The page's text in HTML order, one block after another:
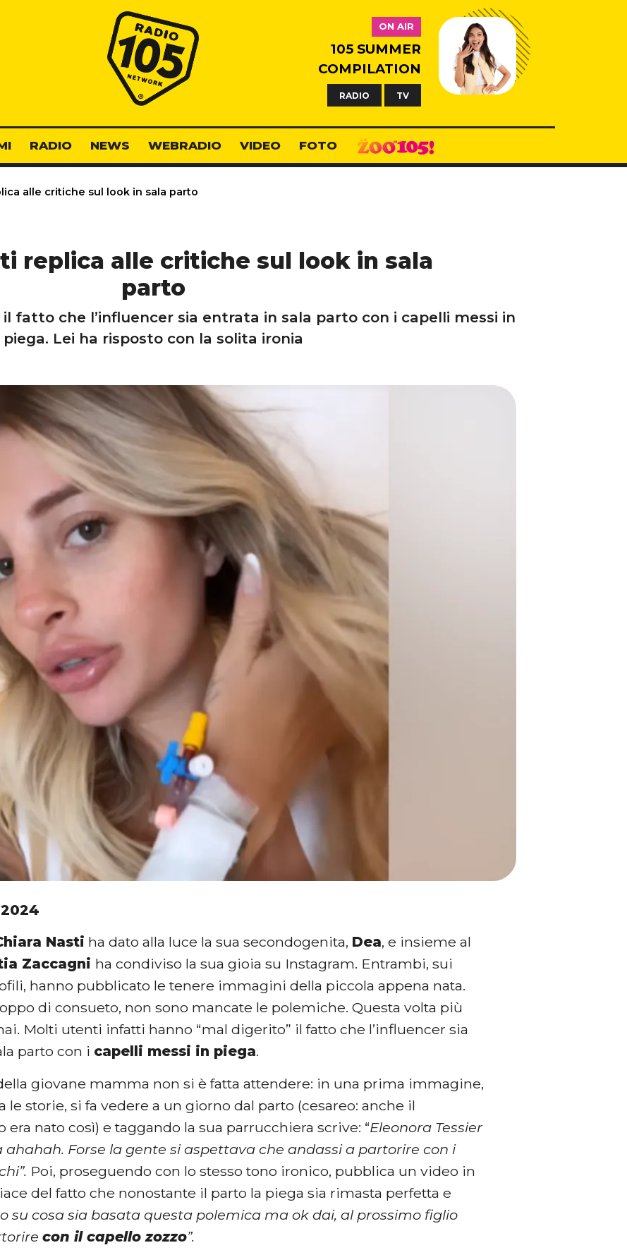
Radio 105
ON AIR
105 SUMMER
COMPILATION
RADIO TV
RADIO NEWS WEBRADIO VIDEO FOTO
alle critiche sul look in sala parto
replica alle critiche sul look in sala
parto
fatto che l’influencer sia entrata in sala parto con i capelli messi in
piega. Lei ha risposto con la solita ironia
2024
Nasti ha dato alla luce la sua secondogenita, Dea, e insieme al
Zaccagni ha condiviso la sua gioia su Instagram. Entrambi, sui
hanno pubblicato le tenere immagini della piccola appena nata.
di consueto, non sono mancate le polemiche. Questa volta più
Molti utenti infatti hanno “mal digerito” il fatto che l’influencer sia
parto con i capelli messi in piega.
giovane mamma non si è fatta attendere: in una prima immagine,
le storie, si fa vedere a un giorno dal parto (cesareo: anche il
nato così) e taggando la sua parrucchiera scrive: “Eleonora Tessier
ahahah. Forse la gente si aspettava che andassi a partorire con i
Poi, proseguendo con lo stesso tono ironico, pubblica un video in
del fatto che nonostante il parto la piega sia rimasta perfetta e
su cosa sia basata questa polemica ma ok dai, al prossimo figlio
con il capello zozzo”.